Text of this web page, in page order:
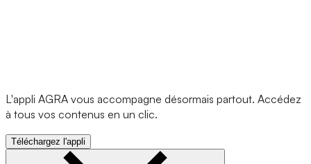
L'appli AGRA vous accompagne désormais partout. Accédez
à tous vos contenus en un clic.
Téléchargez l'appli